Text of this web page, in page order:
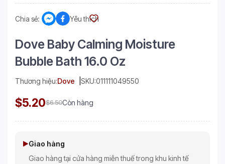
Chia sẻ: Yêu thích
Dove Baby Calming Moisture
Bubble Bath 16.0 Oz
Thương hiệu:Dove SKU:011111049550
$5.20$6.50Còn hàng
Giao hàng
Giao hàng tại cửa hàng miễn thuế trong khu kinh tế